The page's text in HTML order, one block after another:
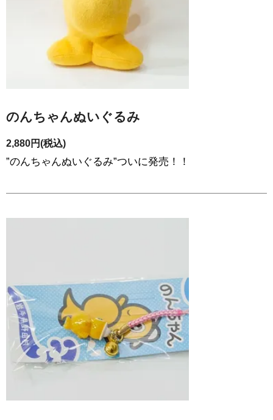
のんちゃんぬいぐるみ
2,880円(税込)
”のんちゃんぬいぐるみ”ついに発売！！